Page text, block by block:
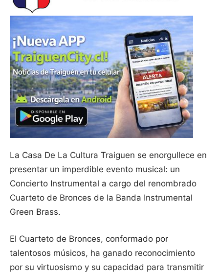
La Casa De La Cultura Traiguen se enorgullece en
presentar un imperdible evento musical: un
Concierto Instrumental a cargo del renombrado
Cuarteto de Bronces de la Banda Instrumental
Green Brass.
El Cuarteto de Bronces, conformado por
talentosos músicos, ha ganado reconocimiento
por su virtuosismo y su capacidad para transmitir